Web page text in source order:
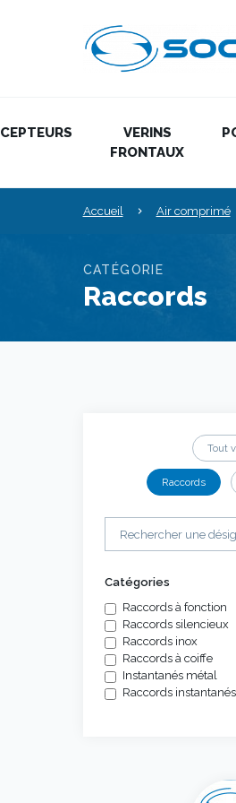
VERINS
FRONTAUX
Accueil Air comprimé
CATÉGORIE
Raccords
Tout
Raccords
Catégories
Raccords à fonction
Raccords silencieux
Raccords inox
Raccords à coiffe
Instantanés métal
Raccords